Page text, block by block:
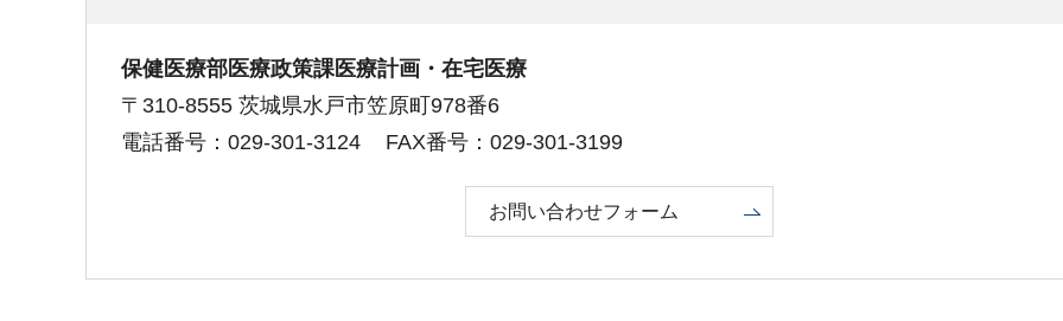
保健医療部医療政策課医療計画・在宅医療
〒310-8555 茨城県水戸市笠原町978番6
電話番号：029-301-3124
FAX番号：029-301-3199
お問い合わせフォーム